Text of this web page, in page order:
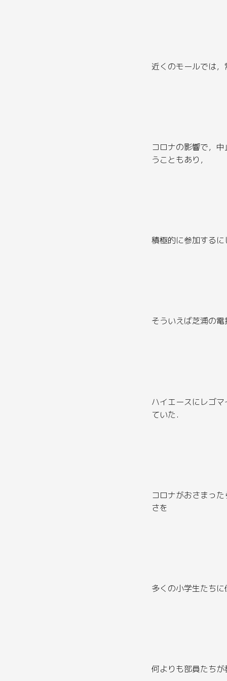
近くのモールでは
コロナの影響で，
うこともあり，
積極的に参加する
そういえば芝浦の
ハイエースにレゴ
ていた．
コロナがおさまっ
さを
多くの小学生たち
何よりも部員たち